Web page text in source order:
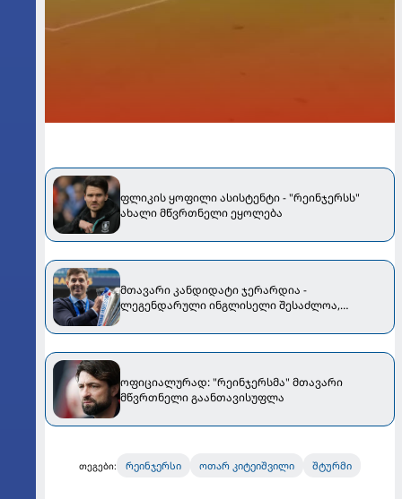
ფლიკის ყოფილი ასისტენტი - "რეინჯერსს"
ახალი მწვრთნელი ეყოლება
მთავარი კანდიდატი ჯერარდია -
ლეგენდარული ინგლისელი შესაძლოა,
ოფიციალურად: "რეინჯერსმა" მთავარი
მწვრთნელი გაანთავისუფლა
თეგები: რეინჯერსი ოთარ კიტეიშვილი შტურმი